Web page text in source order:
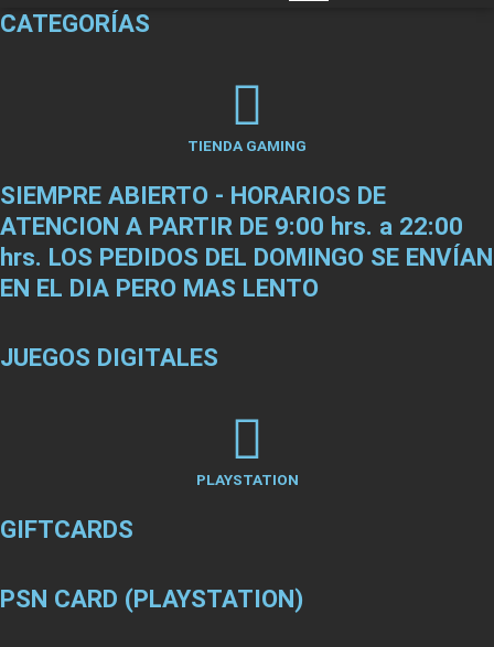
CATEGORÍAS
TIENDA GAMING
SIEMPRE ABIERTO - HORARIOS DE
ATENCION A PARTIR DE 9:00 hrs. a 22:00
hrs. LOS PEDIDOS DEL DOMINGO SE ENVÍAN
EN EL DIA PERO MAS LENTO
JUEGOS DIGITALES
PLAYSTATION
GIFTCARDS
PSN CARD (PLAYSTATION)